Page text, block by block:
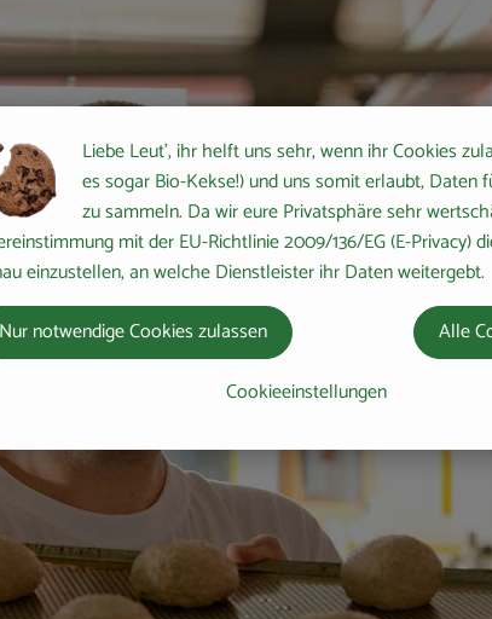
Liebe Leut', ihr helft uns sehr, wenn ihr Cookies
es sogar Bio-Kekse!) und uns somit erlaubt, Daten
zu sammeln. Da wir eure Privatsphäre sehr
mit der EU-Richtlinie 2009/136/EG (E-Privacy)
einzustellen, an welche Dienstleister ihr Daten weitergebt.
Cookieeinstellungen
Nur notwendige Cookies zulassen Alle